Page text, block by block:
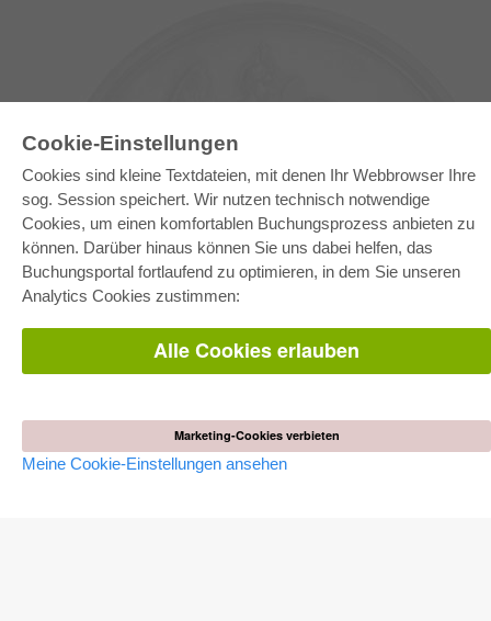
Cookie-Einstellungen
Cookies sind kleine Textdateien, mit denen Ihr Webbrowser Ihre
sog. Session speichert. Wir nutzen technisch notwendige
Cookies, um einen komfortablen Buchungsprozess anbieten zu
können. Darüber hinaus können Sie uns dabei helfen, das
Buchungsportal fortlaufend zu optimieren, in dem Sie unseren
Analytics Cookies zustimmen:
Alle Cookies erlauben
Marketing-Cookies verbieten
Meine Cookie-Einstellungen ansehen
E-COLLECTION
Gesamtpaket
Fachbereichspakete
Bereitstellung von E-Books
Häufig gestellte Fragen (FAQ)
Versandkosten
AGB